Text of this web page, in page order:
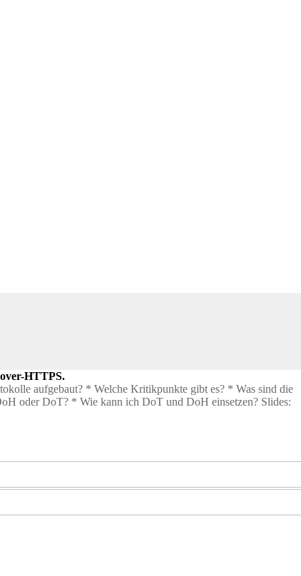
HTTPS.
aufgebaut? * Welche Kritikpunkte gibt es? * Was sind die
oder DoT? * Wie kann ich DoT und DoH einsetzen? Slides: